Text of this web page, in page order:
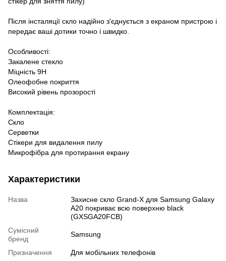
Після інсталяції скло надійно з'єднується з екраном пристрою і
передає ваші дотики точно і швидко.
Особливості:
Закалене стекло
Міцність 9Н
Олеофобне покриття
Високий рівень прозорості
Комплектація:
Скло
Серветки
Стікери для видалення пилу
Микрофібра для протирання екрану
Характеристики
Назва
Захисне скло Grand-X для Samsung Galaxy
A20 покриває всю поверхню black
(GXSGA20FCB)
Сумісний
бренд
Samsung
Призначення
Для мобільних телефонів